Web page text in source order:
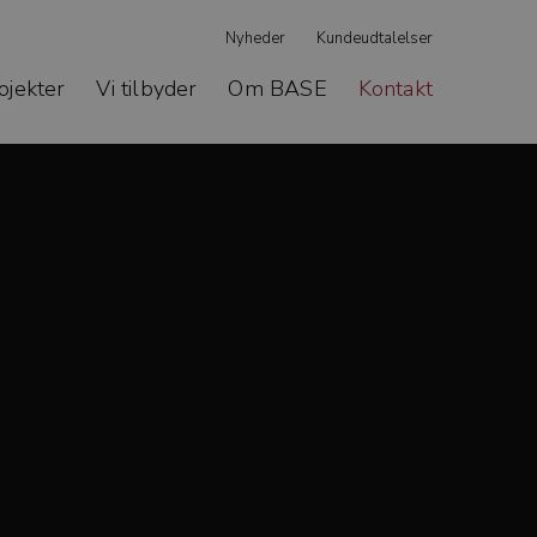
Nyheder Kundeudtalelser
Vi tilbyder Om BASE Kontakt